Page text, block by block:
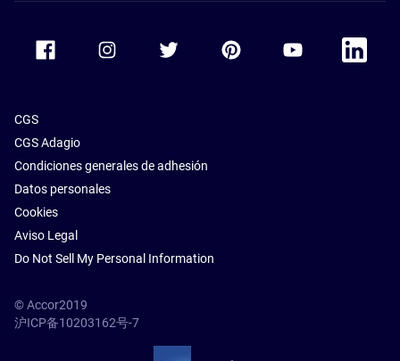
Accor Facebook Accor TwitterAccor PinterestAccor Youtube
Accor
CGS
CGS Adagio
Condiciones generales de adhesión
Datos personales
Cookies
Aviso Legal
Do Not Sell My Personal Information
© Accor2019
沪ICP备10203162号-7